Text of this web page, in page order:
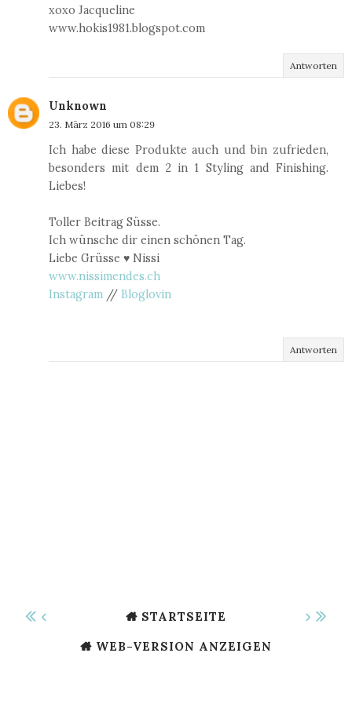
xoxo Jacqueline
www.hokis1981.blogspot.com
Antworten
Unknown
23. März 2016 um 08:29
Ich habe diese Produkte auch und bin zufrieden,
besonders mit dem 2 in 1 Styling and Finishing.
Liebes!
Toller Beitrag Süsse.
Ich wünsche dir einen schönen Tag.
Liebe Grüsse ♥ Nissi
www.nissimendes.ch
Instagram // Bloglovin
Antworten
‹ ›
STARTSEITE
WEB-VERSION ANZEIGEN